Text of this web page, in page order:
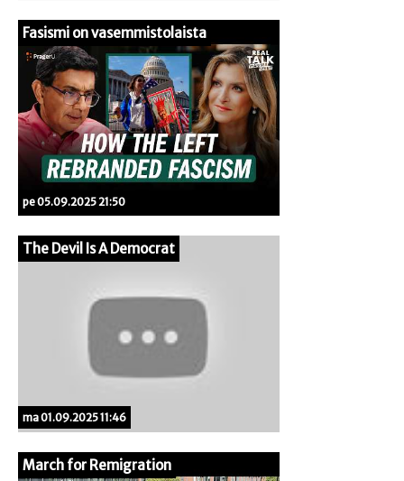
Fasismi on vasemmistolaista
pe 05.09.2025 21:50
The Devil Is A Democrat
ma 01.09.2025 11:46
March for Remigration